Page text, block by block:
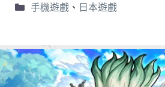
手機遊戲、 日本遊戲